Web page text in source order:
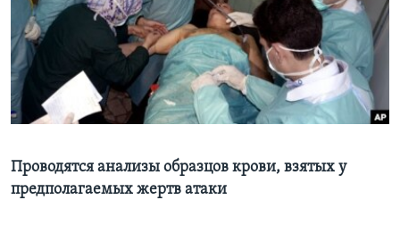
Learning English
СОЦИАЛЬНЫЕ СЕТИ
Языки
Проводятся анализы образцов крови, взятых у
предполагаемых жертв атаки